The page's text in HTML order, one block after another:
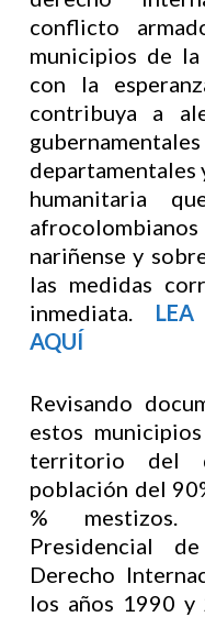
conflicto
municipios de la
con la
contribuya a
departamentales
humanitaria
nariñense y
las medidas
inmediata.
AQUÍ
Revisando
estos
territorio del
población del
% mestizos.
Presidencial
Derecho
los años 1990